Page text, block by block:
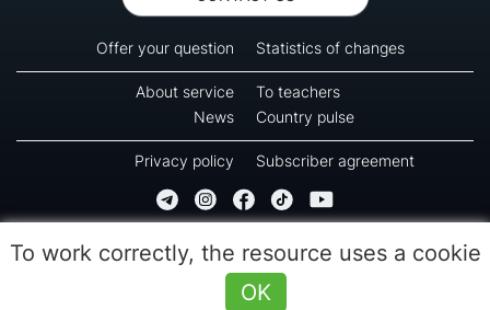
Offer your question Statistics of changes
About service
To teachers
News
Country pulse
Privacy policy Subscriber agreement
All rights reserved. No part of information from this page can be copied, reprinted or
used for reproduction, transmission to other devices. The last reload time 10:20
To work correctly, the resource uses a cookie
OK